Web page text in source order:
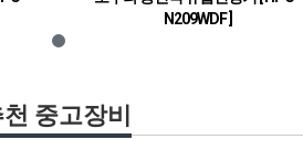
N209WDF ]
중고장비